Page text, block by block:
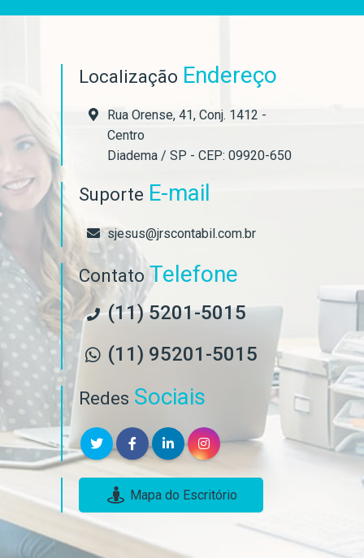
Localização Endereço
Rua Orense, 41, Conj. 1412 -
Centro
Diadema / SP - CEP: 09920-650
Suporte E-mail
sjesus@jrscontabil.com.br
Contato Telefone
(11) 5201-5015
(11) 95201-5015
Redes Sociais
Mapa do Escritório